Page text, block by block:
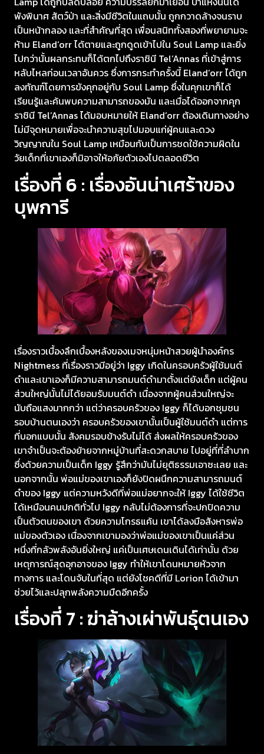
พังพินาศ สัตว์ป่า และสิ่งมีชีวิตในแถบนั้น ถูกกวาดล้างจนราบ
เป็นหน้ากลอง และที่สำคัญที่สุด เพื่อนสนิททั้งสองที่พยายามจะ
ห้าม Eland’orr ได้ตายและถูกดูดเข้าไปใน Soul Lamp และยิ่ง
ไปกว่านั้นผลกระทบก็ได้ตกไปถึงราชินี Tel’Annas ที่เข้าสู่การ
หลับไหลก่อนเวลาอันควร ซึ่งการกระทำครั้งนี้ Eland’orr ได้ถูก
ลงทัณฑ์โดยการขังคุกอยู่กับ Soul Lamp ซึ่งในคุกเขาก็ได้
เรียนรู้และค้นพบความสามารถของมัน และเมื่อได้ออกจากคุก
ราชินี Tel’Annas ได้มอบหมายให้ Eland’orr ต้องเดินทางอย่าง
ไม่มีจุดหมายเพื่อจะนำความสุขไปมอบแก่ผู้คนและดวง
วิญญาณใน Soul Lamp เหมือนกับเป็นการชดใช้ความผิดใน
วัยเด็กที่เขาเองก็มิอาจให้อภัยตัวเองไปตลอดชีวิต
เรื่องที่ 6 : เรื่องอันน่าเศร้าของ
บุพการี
เรื่องราวเบื้องลึกเบื้องหลังของเมจหนุ่มหน้าสวยผู้นำองค์กร
Nightmess ที่เรื่องราวมีอยู่ว่า Iggy เกิดในครอบครัวผู้ใช้มนต์
ดำและเขาเองก็มีความสามารถมนต์ดำมาตั้งแต่ยังเด็ก แต่ผู้คน
ส่วนใหญ่นั้นไม่ได้ยอมรับมนต์ดำ เนื่องจากผู้คนส่วนใหญ่จะ
นับถือแสงมากกว่า แต่ว่าครอบครัวของ Iggy ก็ได้บอกชุมชน
รอบบ้านตนเองว่า ครอบครัวของเขานั้นเป็นผู้ใช้มนต์ดำ แต่การ
ที่บอกแบบนั้น สังคมรอบข้างรับไม่ได้ ส่งผลให้ครอบครัวของ
เขาจำเป็นจะต้องย้ายจากหมู่บ้านที่สะดวกสบาย ไปอยู่ที่ที่ลำบาก
ซึ่งด้วยความเป็นเด็ก Iggy รู้สึกว่ามันไม่ยุติธรรมเอาซะเลย และ
นอกจากนั้น พ่อแม่ของเขาเองก็ยังปิดผนึกความสามารถมนต์
ดำของ Iggy แต่ความหวังดีที่พ่อแม่อยากจะให้ Iggy ได้ใช้ชีวิต
ได้เหมือนคนปกติทั่วไป Iggy กลับไม่ต้องการที่จะปกปิดความ
เป็นตัวตนของเขา ด้วยความโกรธแค้น เขาได้ลงมือสังหารพ่อ
แม่ของตัวเอง เนื่องจากเขามองว่าพ่อแม่ของเขาเป็นแค่ส่วน
หนึ่งที่กลัวพลังอันยิ่งใหญ่ แค่เป็นเศษเดนเดินได้เท่านั้น ด้วย
เหตุการณ์สุดอุกอาจของ Iggy ทำให้เขาโดนหมายหัวจาก
ทางการ และโดนจับในที่สุด แต่ยังโชคดีที่มี Lorion ได้เข้ามา
ช่วยไว้และปลุกพลังความมืดอีกครั้ง
เรื่องที่ 7 : ฆ่าล้างเผ่าพันธุ์ตนเอง